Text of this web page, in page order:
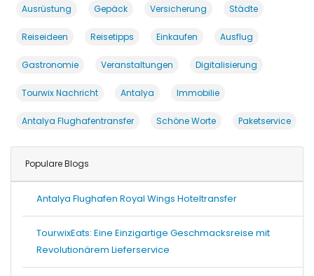
Ausrüstung Gepäck Versicherung Städte
Reiseideen Reisetipps Einkaufen Ausflug
Gastronomie Veranstaltungen Digitalisierung
Tourwix Nachricht Antalya Immobilie
Antalya Flughafentransfer Schöne Worte Paketservice
Populare Blogs
Antalya Flughafen Royal Wings Hoteltransfer
TourwixEats: Eine Einzigartige Geschmacksreise mit
Revolutionärem Lieferservice